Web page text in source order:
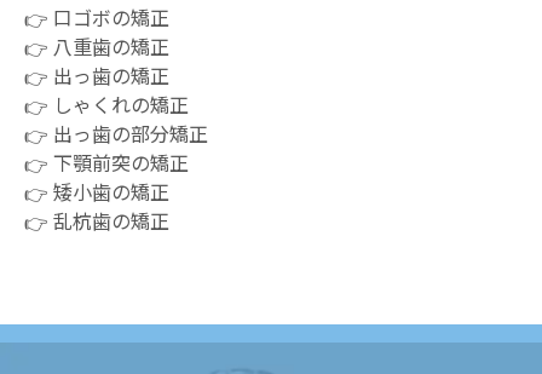
口ゴボの矯正
八重歯の矯正
出っ歯の矯正
しゃくれの矯正
出っ歯の部分矯正
下顎前突の矯正
矮小歯の矯正
乱杭歯の矯正